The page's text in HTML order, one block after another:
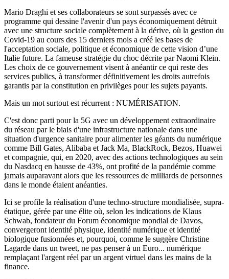
Mario Draghi et ses collaborateurs se sont surpassés avec ce
programme qui dessine l'avenir d'un pays économiquement détruit
avec une structure sociale complètement à la dérive, où la gestion du
Covid-19 au cours des 15 derniers mois a créé les bases de
l'acceptation sociale, politique et économique de cette vision d’une
Italie future. La fameuse stratégie du choc décrite par Naomi Klein.
Les choix de ce gouvernement visent à anéantir ce qui reste des
services publics, à transformer définitivement les droits autrefois
garantis par la constitution en privilèges pour les sujets payants.
Mais un mot surtout est récurrent : NUMÉRISATION.
C'est donc parti pour la 5G avec un développement extraordinaire
du réseau par le biais d'une infrastructure nationale dans une
situation d'urgence sanitaire pour alimenter les géants du numérique
comme Bill Gates, Alibaba et Jack Ma, BlackRock, Bezos, Huawei
et compagnie, qui, en 2020, avec des actions technologiques au sein
du Nasdacq en hausse de 43%, ont profité de la pandémie comme
jamais auparavant alors que les ressources de milliards de personnes
dans le monde étaient anéanties.
Ici se profile la réalisation d'une techno-structure mondialisée, supra-
étatique, gérée par une élite où, selon les indications de Klaus
Schwab, fondateur du Forum économique mondial de Davos,
convergeront identité physique, identité numérique et identité
biologique fusionnées et, pourquoi, comme le suggère Christine
Lagarde dans un tweet, ne pas penser à un Euro... numérique
remplaçant l'argent réel par un argent virtuel dans les mains de la
finance.